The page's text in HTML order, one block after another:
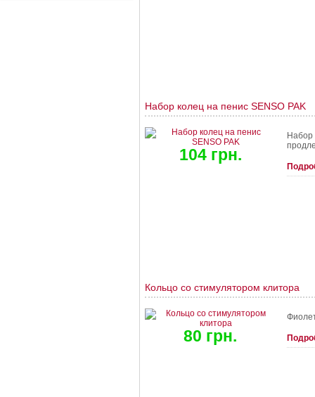
Набор колец на пенис SENSO PAK
104 грн.
Набор
Кольцо со стимулятором клитора
80 грн.